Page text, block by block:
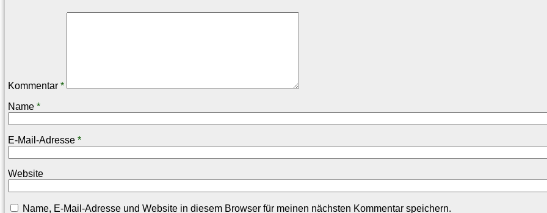
Kommentar *
Name *
E-Mail-Adresse *
Website
Name, E-Mail-Adresse und Website in diesem Browser für meinen nächsten Kommentar speichern.